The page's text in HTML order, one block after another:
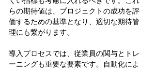
らの期待値は、プロジェクトの成功を評
価するための基準となり、適切な期待管
理にも繋がります。
導入プロセスでは、従業員の関与とトレ
ーニングも重要な要素です。自動化によ